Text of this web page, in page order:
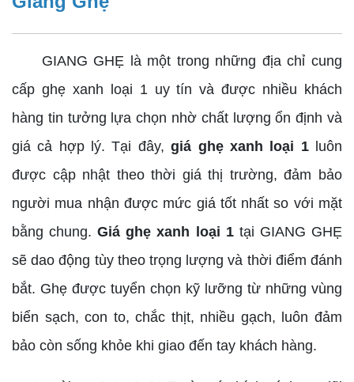
GIANG GHẸ là một trong những địa chỉ cung
cấp ghẹ xanh loại 1 uy tín và được nhiều khách
hàng tin tưởng lựa chọn nhờ chất lượng ổn định và
giá cả hợp lý. Tại đây,giá ghẹ xanh loại 1luôn
được cập nhật theo thời giá thị trường, đảm bảo
người mua nhận được mức giá tốt nhất so với mặt
bằng chung.Giá ghẹ xanh loại 1tại GIANG GHẸ
sẽ dao động tùy theo trọng lượng và thời điểm đánh
bắt. Ghẹ được tuyển chọn kỹ lưỡng từ những vùng
biển sạch, con to, chắc thịt, nhiều gạch, luôn đảm
bảo còn sống khỏe khi giao đến tay khách hàng.